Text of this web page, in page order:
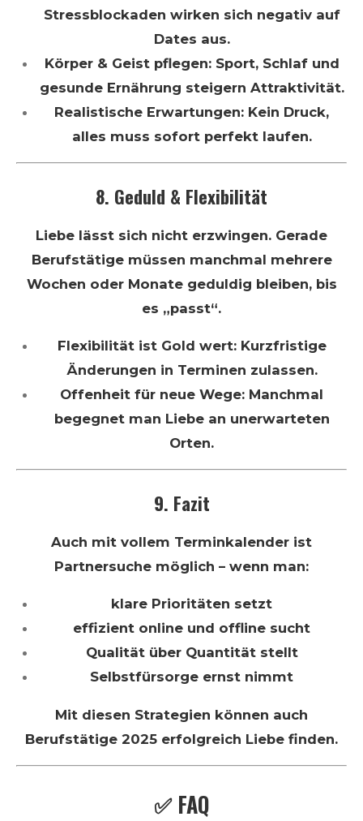
Stressblockaden wirken sich negativ auf
Dates aus.
Körper & Geist pflegen: Sport, Schlaf und
gesunde Ernährung steigern Attraktivität.
Realistische Erwartungen: Kein Druck,
alles muss sofort perfekt laufen.
8. Geduld & Flexibilität
Liebe lässt sich nicht erzwingen. Gerade
Berufstätige müssen manchmal mehrere
Wochen oder Monate geduldig bleiben, bis
es „passt“.
Flexibilität ist Gold wert: Kurzfristige
Änderungen in Terminen zulassen.
Offenheit für neue Wege: Manchmal
begegnet man Liebe an unerwarteten
Orten.
9. Fazit
Auch mit vollem Terminkalender ist
Partnersuche möglich – wenn man:
klare Prioritäten setzt
effizient online und offline sucht
Qualität über Quantität stellt
Selbstfürsorge ernst nimmt
Mit diesen Strategien können auch
Berufstätige 2025 erfolgreich Liebe finden.
✅ FAQ